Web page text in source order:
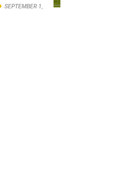
SEPTEMBER 1,